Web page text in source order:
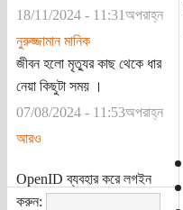
18/11/2024 - 11:31অপরাহ্ন
নুরুজ্জামান মানিক
জীবন হলো মৃত্যুর কাছ থেকে ধার
নেয়া কিছুটা সময় ।
07/08/2024 - 11:53অপরাহ্ন
আরও
OpenID ব্যবহার করে লগইন
করুন: